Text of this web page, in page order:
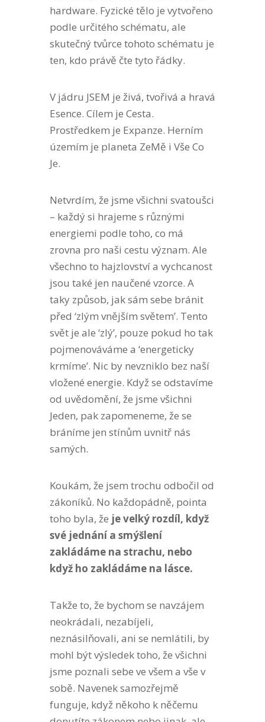
hardware. Fyzické tělo je vytvořeno
podle určitého schématu, ale
skutečný tvůrce tohoto schématu je
ten, kdo právě čte tyto řádky.
V jádru JSEM je živá, tvořivá a hravá
Esence. Cílem je Cesta.
Prostředkem je Expanze. Herním
územím je planeta ZeMě i Vše Co
Je.
Netvrdím, že jsme všichni svatoušci
– každý si hrajeme s různými
energiemi podle toho, co má
zrovna pro naši cestu význam. Ale
všechno to hajzlovství a vychcanost
jsou také jen naučené vzorce. A
taky způsob, jak sám sebe bránit
před ‘zlým vnějším světem’. Tento
svět je ale ‘zlý’, pouze pokud ho tak
pojmenováváme a ‘energeticky
krmíme’. Nic by nevzniklo bez naší
vložené energie. Když se odstavíme
od uvědomění, že jsme všichni
Jeden, pak zapomeneme, že se
bráníme jen stínům uvnitř nás
samých.
Koukám, že jsem trochu odbočil od
zákoníků. No každopádně, pointa
toho byla, že je velký rozdíl, když
své jednání a smýšlení
zakládáme na strachu, nebo
když ho zakládáme na lásce.
Takže to, že bychom se navzájem
neokrádali, nezabíjeli,
neznásilňovali, ani se nemlátili, by
mohl být výsledek toho, že všichni
jsme poznali sebe ve všem a vše v
sobě. Navenek samozřejmě
funguje, když někoho k něčemu